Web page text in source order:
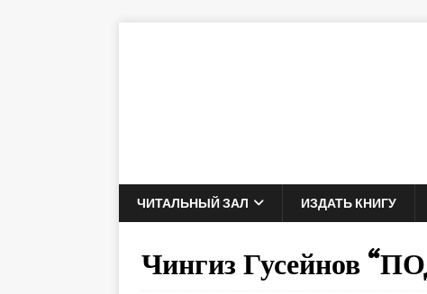
ЧИТАЛЬНЫЙ ЗАЛ ИЗДАТЬ КНИГУ
Чингиз Гусейнов